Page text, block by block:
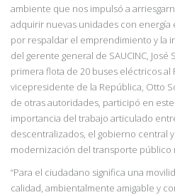
ambiente que nos impulsó a
adquirir nuevas unidades con energía
por respaldar el emprendimiento y la
del gerente general de SAUCINC, José
primera flota de 20 buses eléctricos al
vicepresidente de la República, Otto
de otras autoridades, participó en
importancia del trabajo articulado
descentralizados, el gobierno central
modernización del transporte público
“Para el ciudadano significa una
calidad, ambientalmente amigable y